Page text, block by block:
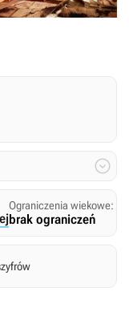

Ograniczenia wiekowe:
brak ograniczeń